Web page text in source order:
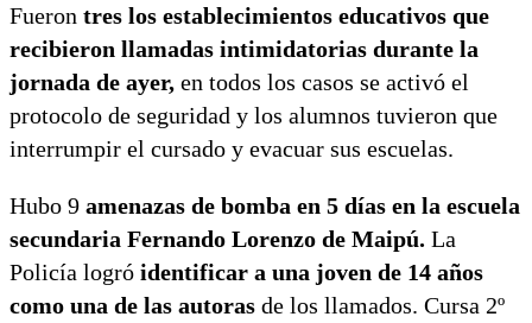
Fueron tres los establecimientos educativos que
recibieron llamadas intimidatorias durante la
jornada de ayer, en todos los casos se activó el
protocolo de seguridad y los alumnos tuvieron que
interrumpir el cursado y evacuar sus escuelas.
Hubo 9 amenazas de bomba en 5 días en la escuela
secundaria Fernando Lorenzo de Maipú. La
Policía logró identificar a una joven de 14 años
como una de las autoras de los llamados. Cursa 2º